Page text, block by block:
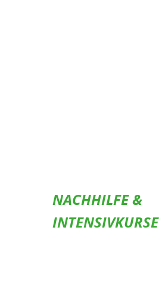
NACHHILFE &
INTENSIVKURSE